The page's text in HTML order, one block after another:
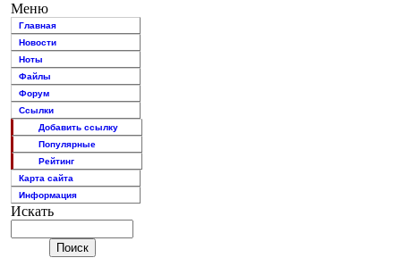
Меню
Главная
Новости
Ноты
Файлы
Форум
Ссылки
Добавить ссылку
Популярные
Рейтинг
Карта сайта
Информация
Искать